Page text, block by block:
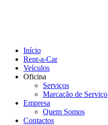
Início
Rent-a-Car
Veículos
Oficina
Serviços
Marcação de Serviço
Empresa
Quem Somos
Contactos